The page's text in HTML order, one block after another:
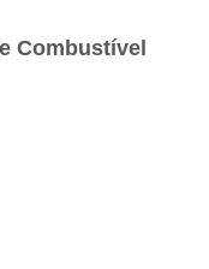
Combustível